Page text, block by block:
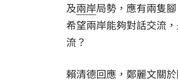
及兩岸局勢，應有兩隻
希望兩岸能夠對話交流
流？
賴清德回應，鄭麗文關